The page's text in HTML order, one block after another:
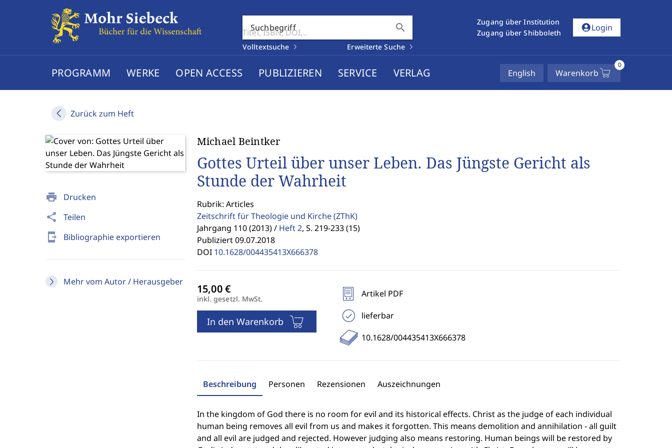
Suchbegriff search
Volltextsuche Erweiterte Suche
Zugang über Institution
Zugang über Shibboleth
account_circleLogin
PROGRAMM WERKE OPEN ACCESS PUBLIZIEREN SERVICE VERLAG English Warenkorb
0
Zurück zum Heft
print Drucken
share Teilen
send_to_mobile Bibliographie exportieren
Mehr vom Autor / Herausgeber
Michael Beintker
Gottes Urteil über unser Leben. Das Jüngste Gericht als
Stunde der Wahrheit
Rubrik: Articles
Zeitschrift für Theologie und Kirche(ZThK)
Jahrgang 110 (2013) / Heft 2, S. 219-233 (15)
Publiziert 09.07.2018
DOI 10.1628/004435413X666378
inkl. gesetzl. MwSt.
In den Warenkorb
Artikel PDF
lieferbar
10.1628/004435413X666378
Beschreibung Personen Rezensionen Auszeichnungen
In the kingdom of God there is no room for evil and its historical effects. Christ as the judge of each individual
human being removes all evil from us and makes it forgotten. This means demolition and annihilation - all guilt
and all evil are judged and rejected. However judging also means restoring. Human beings will be restored by